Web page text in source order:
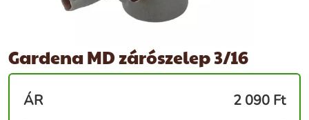
Gardena MD zárószelep 3/16
ÁR 2 090 Ft